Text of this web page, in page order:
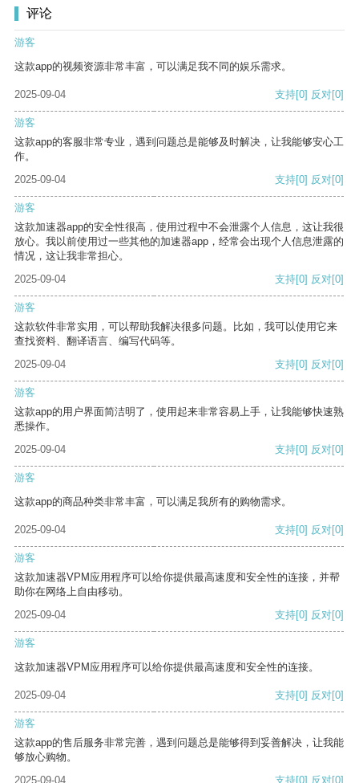
评论
游客
这款app的视频资源非常丰富，可以满足我不同的娱乐需求。
2025-09-04 支持[0] 反对[0]
游客
这款app的客服非常专业，遇到问题总是能够及时解决，让我能够安心工
作。
2025-09-04
支持[0] 反对[0]
游客
这款加速器app的安全性很高，使用过程中不会泄露个人信息，这让我很
放心。我以前使用过一些其他的加速器app，经常会出现个人信息泄露的
情况，这让我非常担心。
2025-09-04
支持[0] 反对[0]
游客
这款软件非常实用，可以帮助我解决很多问题。比如，我可以使用它来
查找资料、翻译语言、编写代码等。
2025-09-04
支持[0] 反对[0]
游客
这款app的用户界面简洁明了，使用起来非常容易上手，让我能够快速熟
悉操作。
2025-09-04
支持[0] 反对[0]
游客
这款app的商品种类非常丰富，可以满足我所有的购物需求。
2025-09-04 支持[0] 反对[0]
游客
这款加速器VPM应用程序可以给你提供最高速度和安全性的连接，并帮
助你在网络上自由移动。
2025-09-04
支持[0] 反对[0]
游客
这款加速器VPM应用程序可以给你提供最高速度和安全性的连接。
2025-09-04 支持[0] 反对[0]
游客
这款app的售后服务非常完善，遇到问题总是能够得到妥善解决，让我能
够放心购物。
2025-09-04
支持[0] 反对[0]